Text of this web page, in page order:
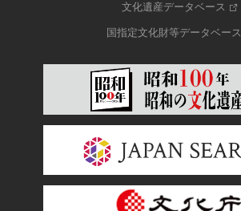
文化遺産データベース
国指定文化財等データベース